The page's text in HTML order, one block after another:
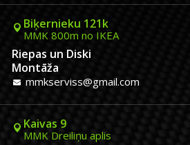
Biķernieku 121k
MMK 800m no IKEA
Riepas un Diski
Montāža
mmkserviss@gmail.com
Kaivas 9
MMK Dreiliņu aplis